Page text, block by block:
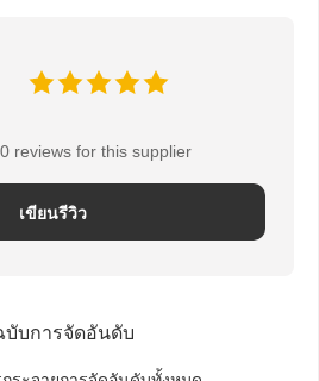
reviews for this supplier
เขียนรีวิว
บับการจัดอันดับ